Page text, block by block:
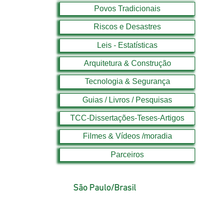
Povos Tradicionais
Riscos e Desastres
Leis - Estatísticas
Arquitetura & Construção
Tecnologia & Segurança
Guias / Livros / Pesquisas
TCC-Dissertações-Teses-Artigos
Filmes & Vídeos /moradia
Parceiros
São Paulo/Brasil